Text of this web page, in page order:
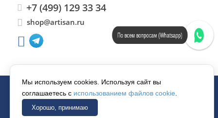
+7 (499) 129 33 34
shop@artisan.ru
© 1997–2026 «АРТИСАН».
Все права защищены.
Мы используем cookies. Используя сайт вы
соглашаетесь с использованием файлов cookie
Хорошо, принимаю
По всем вопросам (Whatsapp)